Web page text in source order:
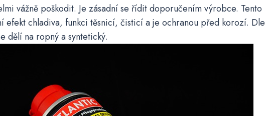
vážně poškodit. Je zásadní se řídit doporučením výrobce. Tento
efekt chladiva, funkci těsnicí, čisticí a je ochranou před korozí. Dle
dělí na ropný a syntetický.